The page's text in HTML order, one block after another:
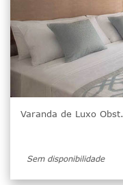
Varanda de Luxo Obst.
Sem disponibilidade